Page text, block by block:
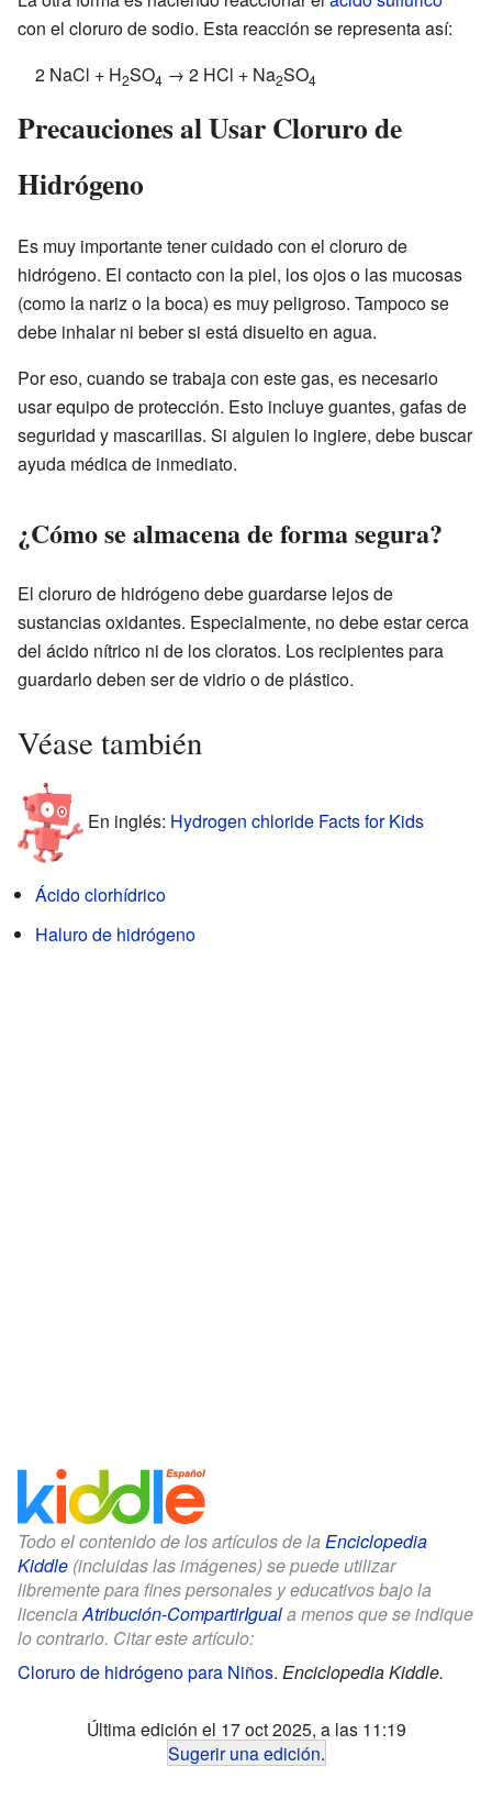
con el cloruro de sodio. Esta reacción se representa así:
2 NaCl + H2SO4 → 2 HCl + Na2SO4
Precauciones al Usar Cloruro de
Hidrógeno
Es muy importante tener cuidado con el cloruro de
hidrógeno. El contacto con la piel, los ojos o las mucosas
(como la nariz o la boca) es muy peligroso. Tampoco se
debe inhalar ni beber si está disuelto en agua.
Por eso, cuando se trabaja con este gas, es necesario
usar equipo de protección. Esto incluye guantes, gafas de
seguridad y mascarillas. Si alguien lo ingiere, debe buscar
ayuda médica de inmediato.
¿Cómo se almacena de forma segura?
El cloruro de hidrógeno debe guardarse lejos de
sustancias oxidantes. Especialmente, no debe estar cerca
del ácido nítrico ni de los cloratos. Los recipientes para
guardarlo deben ser de vidrio o de plástico.
Véase también
En inglés: Hydrogen chloride Facts for Kids
Ácido clorhídrico
Haluro de hidrógeno
Todo el contenido de los artículos de la Enciclopedia
Kiddle (incluidas las imágenes) se puede utilizar
libremente para fines personales y educativos bajo la
licenciaAtribución-CompartirIguala menos que se indique
lo contrario. Citar este artículo:
Cloruro de hidrógeno para Niños. Enciclopedia Kiddle.
Última edición el 17 oct 2025, a las 11:19
Sugerir una edición.